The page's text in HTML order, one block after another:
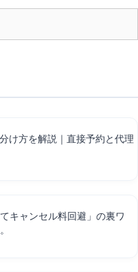
け方を解説｜直接予約と代理
キャンセル料回避」の裏ワ